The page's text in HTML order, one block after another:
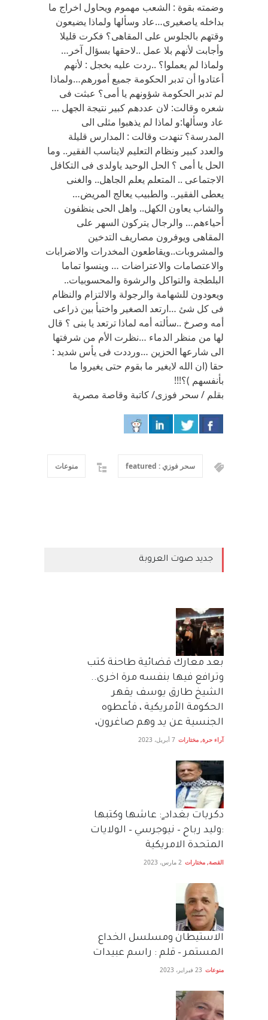
وضمته بقوة : الشعب مهموم ويحاول اخراج ما
بداخله ياصغيرى…عاد وسألها ولماذا يضيعون
وقتهم بالجلوس على المقاهى؟ فكرت قليلا
وأجابت لأنهم بلا عمل ..لاحقها بسؤال آخر…
ولماذا لم يعملوا؟ ..ردت عليه بخجل : لأنهم
أعتادوا أن تدبر الحكومة جميع أمورهم…ولماذا
لم تدبر الحكومة شؤونهم يا أمى؟ عبثت فى
شعره وقالت: لان عددهم كبير نتيجة الجهل …
عاد وسألها:و لماذا لم يذهبوا مثلى الى
المدرسة؟ تنهدت وقالت : المدارس قليلة
والعدد كبير ونظام التعليم لايناسب الفقير.. وما
الحل يا أمى ؟ الحل الوحيد ياولدى فى التكافل
الاجتماعى .. المتعلم يعلم الجاهل.. والغنى
يعطى الفقير.. والطبيب يعالج المريض…
والشاب يعاون الكهل.. واهل الحى ينظفون
أحياءهم… والرجال يتركون السهر على
المقاهى ويوفرون مصاريف التدخين
والمشروبات..ويقاطعون المخدرات والاضرابات
والاعتصامات والاعتراضات … وينسوا تماما
البلطجة والتواكل والرشوة والمحسوبيات..
ويعودون للشهامة والرجولة والالتزام والنظام
فى كل شئ …ارتعد الصغير واختبأ بين ذراعى
أمه وصرخ ..سألته أمه لماذا ترتعد يا بنى ؟ قال
لها من منظر الدماء …نظرت الأم من شرفتها
الى شارعها الحزين …ورددت فى يأس شديد :
حقا (ان الله لايغير ما بقوم حتى يغيروا ما
بأنفسهم )؟!!!
بقلم / سحر فوزى/ كاتبة وقاصة مصرية
سحر فوزي : featured منوعات
جديد صوت العروبة
بعد معارك قضائية طاحنة كتب
وترافع فيها بنفسه مرة اخرى..
الشيخ طارق يوسف يقهر
الحكومة الأمريكية ، فأعطوه
الجنسية عن يد وهم صاغرون،
آراء حرة, مختارات 7 أبريل، 2023
دكريات بغداد ٍ: عاشها وكتبها
:وليد رباح – نيوجرسي – الولايات
المتحدة الامريكية
القصة, مختارات 2 مارس، 2023
الاستيطان ومسلسل الخداع
المستمر – قلم : راسم عبيدات
منوعات 23 فبراير، 2023